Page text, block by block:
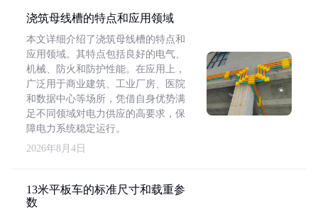
浇筑母线槽的特点和应用领域
本文详细介绍了浇筑母线槽的特点和
应用领域。其特点包括良好的电气、
机械、防火和防护性能。在应用上，
广泛用于商业建筑、工业厂房、医院
和数据中心等场所，凭借自身优势满
足不同领域对电力供应的高要求，保
障电力系统稳定运行。
2026年8月4日
13米平板车的标准尺寸和载重参
数